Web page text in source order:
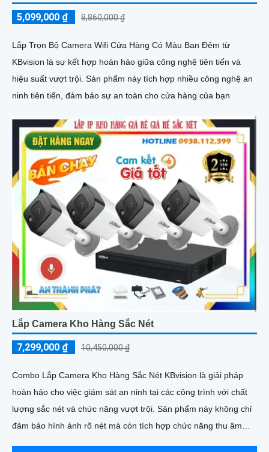
5,099,000 ₫ 8,860,000 ₫
Lắp Trọn Bộ Camera Wifi Cửa Hàng Có Màu Ban Đêm từ
KBvision là sự kết hợp hoàn hảo giữa công nghệ tiên tiến và
hiệu suất vượt trội. Sản phẩm này tích hợp nhiều công nghệ an
ninh tiên tiến, đảm bảo sự an toàn cho cửa hàng của bạn
Lắp Camera Kho Hàng Sắc Nét
7,299,000 ₫ 10,450,000 ₫
Combo Lắp Camera Kho Hàng Sắc Nét KBvision là giải pháp
hoàn hảo cho việc giám sát an ninh tại các công trình với chất
lượng sắc nét và chức năng vượt trội. Sản phẩm này không chỉ
đảm bảo hình ảnh rõ nét mà còn tích hợp chức năng thu âm